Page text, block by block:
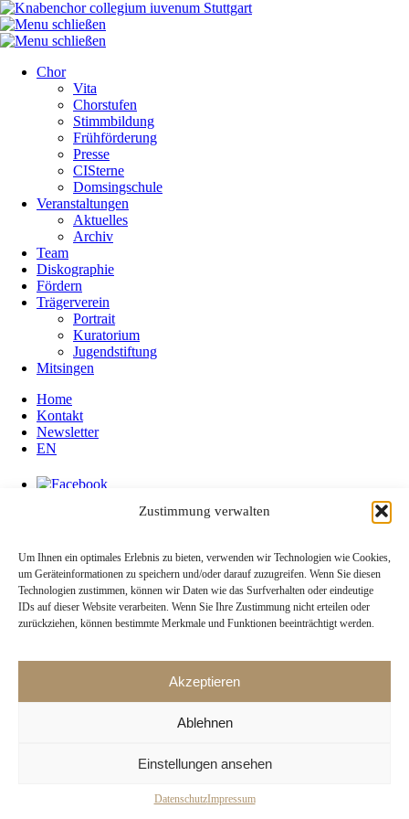
Zustimmung verwalten
Um Ihnen ein optimales Erlebnis zu bieten, verwenden wir Technologien wie Cookies,
um Geräteinformationen zu speichern und/oder darauf zuzugreifen. Wenn Sie diesen
Technologien zustimmen, können wir Daten wie das Surfverhalten oder eindeutige
IDs auf dieser Website verarbeiten. Wenn Sie Ihre Zustimmung nicht erteilen oder
zurückziehen, können bestimmte Merkmale und Funktionen beeinträchtigt werden.
Akzeptieren
Ablehnen
Einstellungen ansehen
DatenschutzImpressum
Chor
Vita
Chorstufen
Stimmbildung
Frühförderung
Presse
CISterne
Domsingschule
Veranstaltungen
Aktuelles
Archiv
Team
Diskographie
Fördern
Trägerverein
Portrait
Kuratorium
Jugendstiftung
Mitsingen
Home
Kontakt
Newsletter
EN
Newsletter
Datenschutz
Impressum
Bankverbindung: BW Bank Stuttgart | IBAN DE17 6005 0101 0002
Inhaber: collegium iuvenum Stuttgart e. V.
© 2026 collegium iuvenum Stuttgart e. V. | Landhausstraße 29 | 70190
Telefon: 0711. 60 70 20–1/–2